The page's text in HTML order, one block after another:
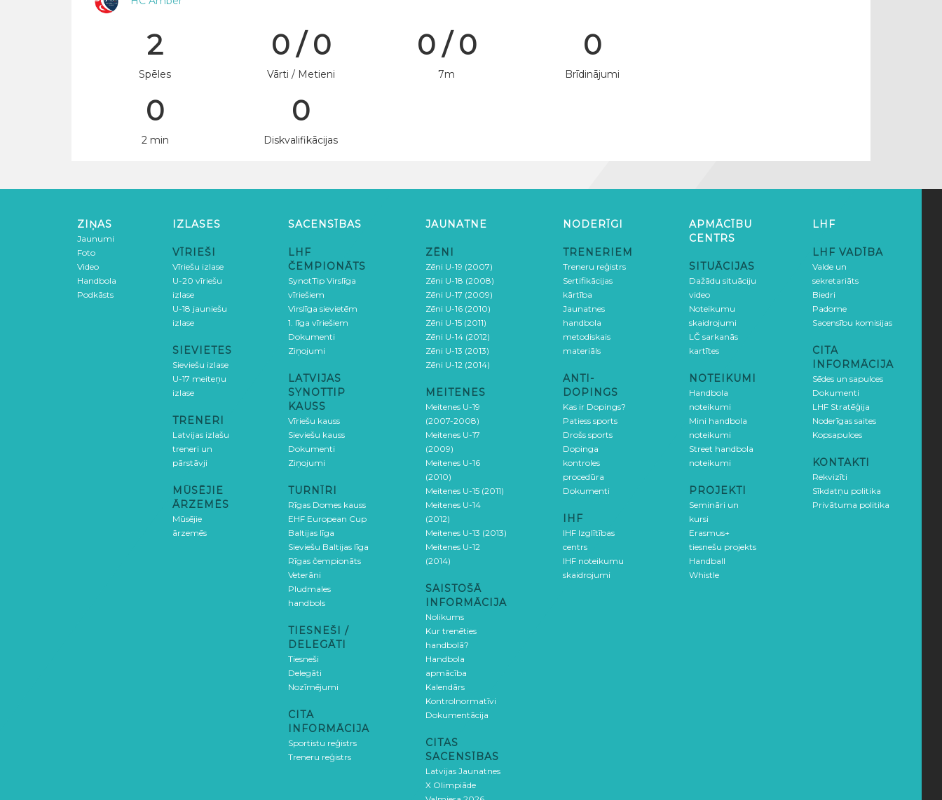
2
Spēles
0 / 0
Vārti / Metieni
0 / 0
7m
0
Brīdinājumi
0
2 min
0
Diskvalifikācijas
ZIŅAS
Jaunumi
Foto
Video
Handbola
Podkāsts
IZLASES
VĪRIEŠI
Vīriešu izlase
U-20 vīriešu
izlase
U-18 jauniešu
izlase
SIEVIETES
Sieviešu izlase
U-17 meiteņu
izlase
TRENERI
Latvijas izlašu
treneri un
pārstāvji
MŪSĒJIE
ĀRZEMĒS
Mūsējie
ārzemēs
SACENSĪBAS
LHF
ČEMPIONĀTS
SynotTip Virslīga
vīriešiem
Virslīga sievietēm
1. līga vīriešiem
Dokumenti
Ziņojumi
LATVIJAS
SYNOTTIP
KAUSS
Vīriešu kauss
Sieviešu kauss
Dokumenti
Ziņojumi
TURNĪRI
Rīgas Domes kauss
EHF European Cup
Baltijas līga
Sieviešu Baltijas līga
Rīgas čempionāts
Veterāni
Pludmales
handbols
TIESNEŠI /
DELEGĀTI
Tiesneši
Delegāti
Nozīmējumi
CITA
INFORMĀCIJA
Sportistu reģistrs
Treneru reģistrs
JAUNATNE
ZĒNI
Zēni U-19 (2007)
Zēni U-18 (2008)
Zēni U-17 (2009)
Zēni U-16 (2010)
Zēni U-15 (2011)
Zēni U-14 (2012)
Zēni U-13 (2013)
Zēni U-12 (2014)
MEITENES
Meitenes U-19
(2007-2008)
Meitenes U-17
(2009)
Meitenes U-16
(2010)
Meitenes U-15 (2011)
Meitenes U-14
(2012)
Meitenes U-13 (2013)
Meitenes U-12
(2014)
SAISTOŠĀ
INFORMĀCIJA
Nolikums
Kur trenēties
handbolā?
Handbola
apmācība
Kalendārs
Kontrolnormatīvi
Dokumentācija
CITAS
SACENSĪBAS
Latvijas Jaunatnes
X Olimpiāde
NODERĪGI
TRENERIEM
Treneru reģistrs
Sertifikācijas
kārtība
Jaunatnes
handbola
metodiskais
materiāls
ANTI-
DOPINGS
Kas ir Dopings?
Patiess sports
Drošs sports
Dopinga
kontroles
procedūra
Dokumenti
IHF
IHF Izglītības
centrs
IHF noteikumu
skaidrojumi
APMĀCĪBU
CENTRS
SITUĀCIJAS
Dažādu situāciju
video
Noteikumu
skaidrojumi
LČ sarkanās
kartītes
NOTEIKUMI
Handbola
noteikumi
Mini handbola
noteikumi
Street handbola
noteikumi
PROJEKTI
Semināri un
kursi
Erasmus+
tiesnešu projekts
Handball
Whistle
LHF
LHF VADĪBA
Valde un
sekretariāts
Biedri
Padome
Sacensību komisijas
CITA
INFORMĀCIJA
Sēdes un sapulces
Dokumenti
LHF Stratēģija
Noderīgas saites
Kopsapulces
KONTAKTI
Rekvizīti
Sīkdatņu politika
Privātuma politika